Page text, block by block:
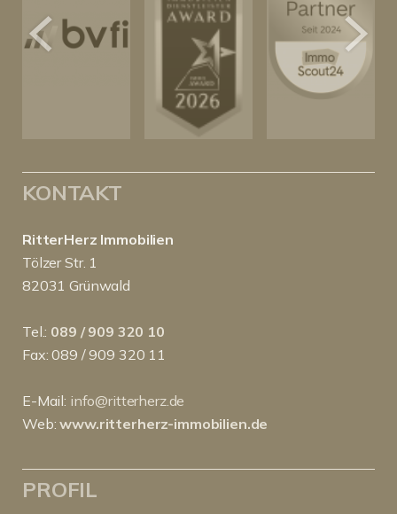
KONTAKT
RitterHerz Immobilien
Tölzer Str. 1
82031 Grünwald
Tel.: 089 / 909 320 10
Fax: 089 / 909 320 11
E-Mail: info@ritterherz.de
Web:www.ritterherz-immobilien.de
PROFIL